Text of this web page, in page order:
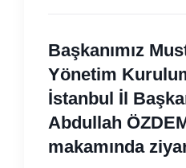
Başkanımız
Yönetim
İstanbul İl
Abdullah
makamında